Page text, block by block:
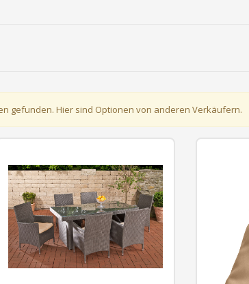
gefunden. Hier sind Optionen von anderen Verkäufern.